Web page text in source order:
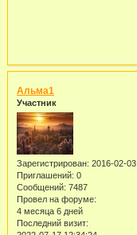
Альма1
Участник
Зарегистрирован: 2016-02-03
Приглашений: 0
Сообщений: 7487
Провел на форуме:
4 месяца 6 дней
Последний визит: